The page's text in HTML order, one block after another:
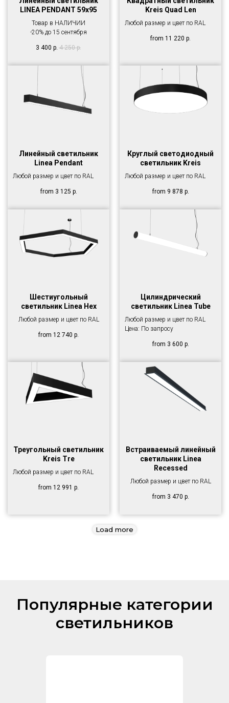
LINEA PENDANT 59х95
Товар в НАЛИЧИИ
-20% до 15 сентября
3 400 р. 4 250 р.
Kreis Quad Len
Любой размер и цвет по RAL
from 11 220 р.
Линейный светильник
Linea Pendant
Любой размер и цвет по RAL
from 3 125 р.
Круглый светодиодный
светильник Kreis
Любой размер и цвет по RAL
from 9 878 р.
Шестиугольный
светильник Linea Hex
Любой размер и цвет по RAL
from 12 740 р.
Цилиндрический
светильник Linea Tube
Любой размер и цвет по RAL
Цена: По запросу
from 3 600 р.
Треугольный светильник
Kreis Tre
Любой размер и цвет по RAL
from 12 991 р.
Встраиваемый линейный
светильник Linea
Recessed
Любой размер и цвет по RAL
from 3 470 р.
Load more
Популярные категории
светильников